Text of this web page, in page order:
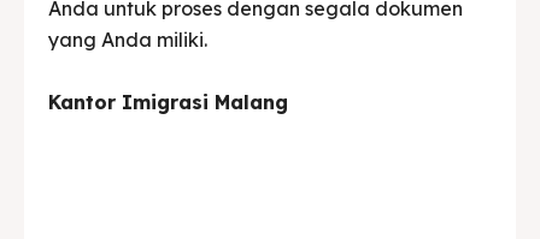
Anda untuk proses dengan segala dokumen
yang Anda miliki.
Kantor Imigrasi Malang